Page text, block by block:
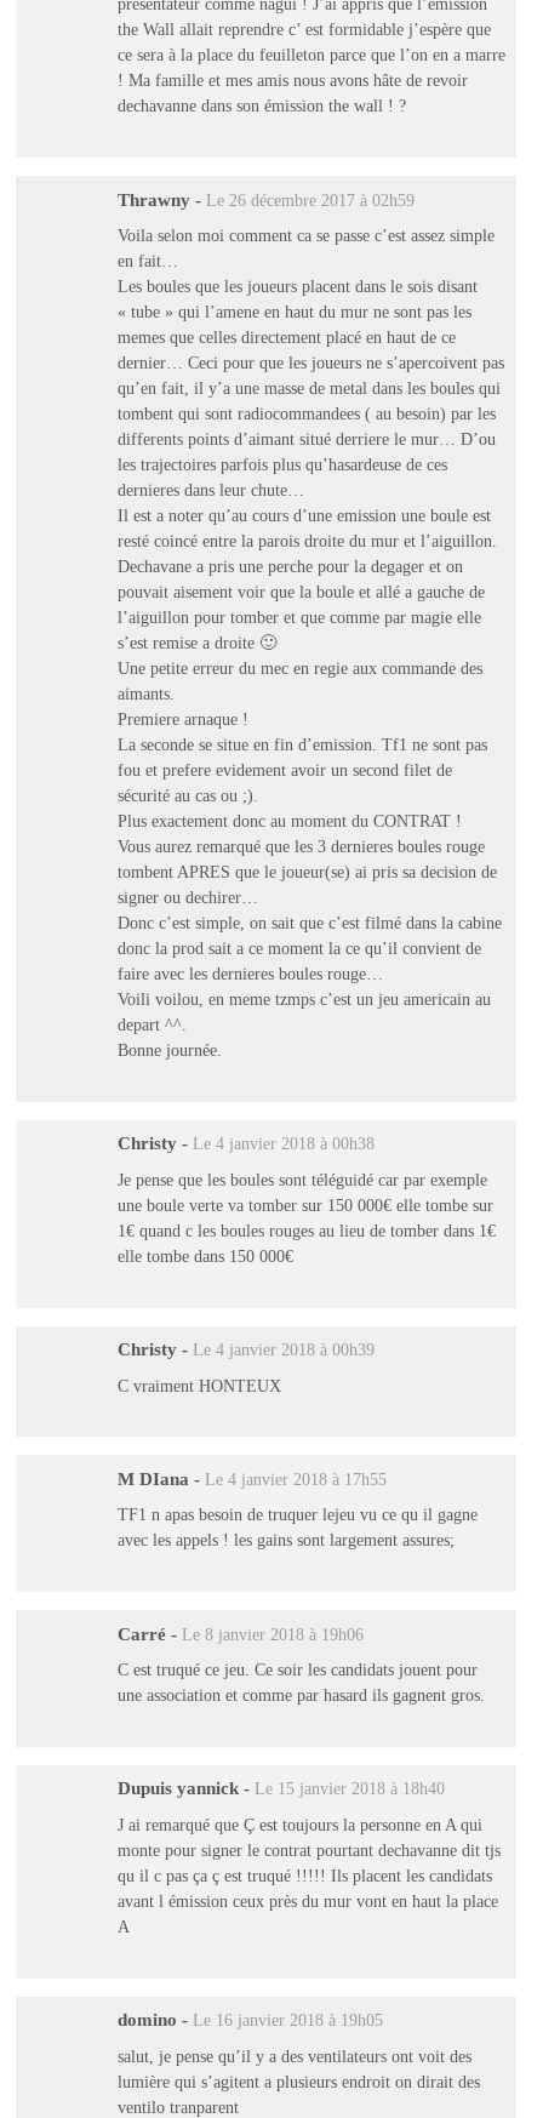
présentateur comme nagui ! J’ai appris que l’émission
the Wall allait reprendre c’ est formidable j’espère que
ce sera à la place du feuilleton parce que l’on en a marre
! Ma famille et mes amis nous avons hâte de revoir
dechavanne dans son émission the wall ! ?
Thrawny - Le 26 décembre 2017 à 02h59
Voila selon moi comment ca se passe c’est assez simple
en fait…
Les boules que les joueurs placent dans le sois disant
« tube » qui l’amene en haut du mur ne sont pas les
memes que celles directement placé en haut de ce
dernier… Ceci pour que les joueurs ne s’apercoivent pas
qu’en fait, il y’a une masse de metal dans les boules qui
tombent qui sont radiocommandees ( au besoin) par les
differents points d’aimant situé derriere le mur… D’ou
les trajectoires parfois plus qu’hasardeuse de ces
dernieres dans leur chute…
Il est a noter qu’au cours d’une emission une boule est
resté coincé entre la parois droite du mur et l’aiguillon.
Dechavane a pris une perche pour la degager et on
pouvait aisement voir que la boule et allé a gauche de
l’aiguillon pour tomber et que comme par magie elle
s’est remise a droite 🙂
Une petite erreur du mec en regie aux commande des
aimants.
Premiere arnaque !
La seconde se situe en fin d’emission. Tf1 ne sont pas
fou et prefere evidement avoir un second filet de
sécurité au cas ou ;).
Plus exactement donc au moment du CONTRAT !
Vous aurez remarqué que les 3 dernieres boules rouge
tombent APRES que le joueur(se) ai pris sa decision de
signer ou dechirer…
Donc c’est simple, on sait que c’est filmé dans la cabine
donc la prod sait a ce moment la ce qu’il convient de
faire avec les dernieres boules rouge…
Voili voilou, en meme tzmps c’est un jeu americain au
depart ^^.
Bonne journée.
Christy - Le 4 janvier 2018 à 00h38
Je pense que les boules sont téléguidé car par exemple
une boule verte va tomber sur 150 000€ elle tombe sur
1€ quand c les boules rouges au lieu de tomber dans 1€
elle tombe dans 150 000€
Christy - Le 4 janvier 2018 à 00h39
C vraiment HONTEUX
M DIana - Le 4 janvier 2018 à 17h55
TF1 n apas besoin de truquer lejeu vu ce qu il gagne
avec les appels ! les gains sont largement assures;
Carré - Le 8 janvier 2018 à 19h06
C est truqué ce jeu. Ce soir les candidats jouent pour
une association et comme par hasard ils gagnent gros.
Dupuis yannick - Le 15 janvier 2018 à 18h40
J ai remarqué que Ç est toujours la personne en A qui
monte pour signer le contrat pourtant dechavanne dit tjs
qu il c pas ça ç est truqué !!!!! Ils placent les candidats
avant l émission ceux près du mur vont en haut la place
A
domino - Le 16 janvier 2018 à 19h05
salut, je pense qu’il y a des ventilateurs ont voit des
lumière qui s’agitent a plusieurs endroit on dirait des
ventilo tranparent